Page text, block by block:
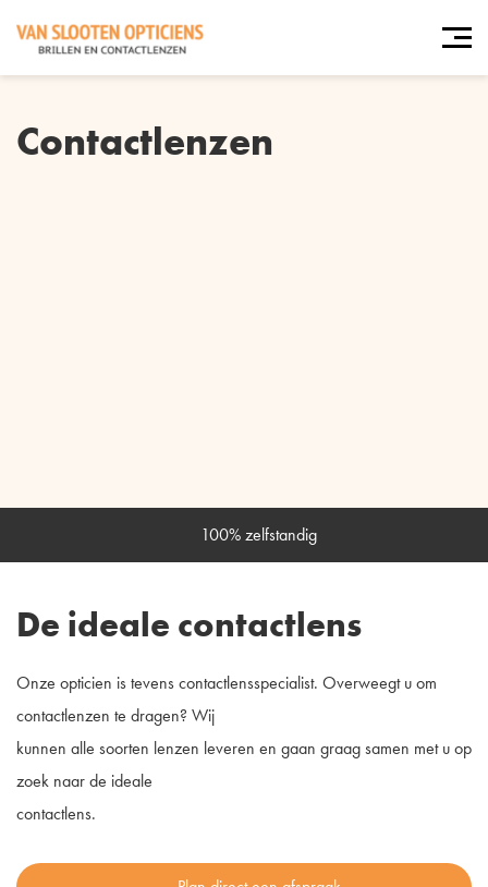
Contactlenzen
100% zelfstandig
De ideale contactlens
Onze opticien is tevens contactlensspecialist. Overweegt u om
contactlenzen te dragen? Wij
kunnen alle soorten lenzen leveren en gaan graag samen met u op
zoek naar de ideale
contactlens.